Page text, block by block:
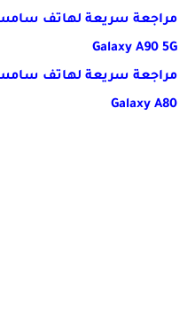
Galaxy A90 5G
Galaxy A80